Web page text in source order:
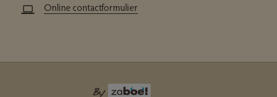
Online contactformulier